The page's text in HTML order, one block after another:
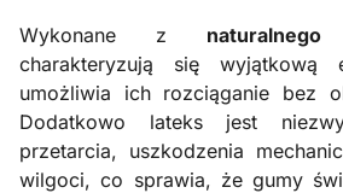
Wykonane z naturalnego
charakteryzują się wyjątkową
umożliwia ich rozciąganie bez
Dodatkowo lateks jest
przetarcia, uszkodzenia
wilgoci, co sprawia, że gumy